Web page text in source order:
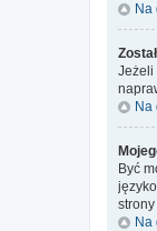
Na
Jeżeli
Na
Być
Na